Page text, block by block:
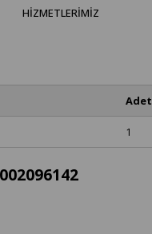
HIZMETLERIMIZ
Adet
1